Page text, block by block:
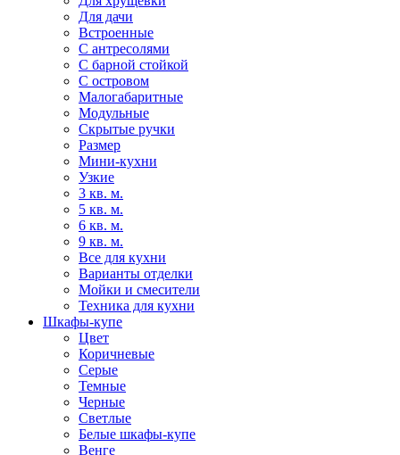
Для дачи
Встроенные
С антресолями
С барной стойкой
С островом
Малогабаритные
Модульные
Скрытые ручки
Размер
Мини-кухни
Узкие
3 кв. м.
5 кв. м.
6 кв. м.
9 кв. м.
Все для кухни
Варианты отделки
Мойки и смесители
Техника для кухни
Шкафы-купе
Цвет
Коричневые
Серые
Темные
Черные
Светлые
Белые шкафы-купе
Венге